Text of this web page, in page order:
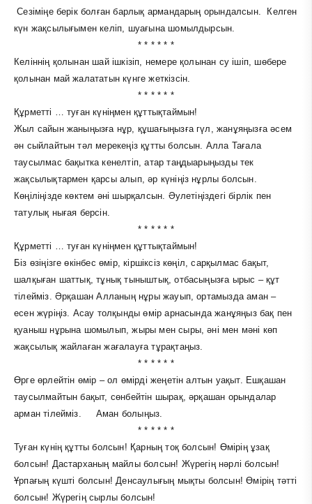
Сезіміңе берік болған барлық армандарың орындалсын. Келген
күн жақсылығымен келіп, шуағына шомылдырсын.
* * * * * *
Келіннің қолынан шай ішкізіп, немере қолынан су ішіп, шөбере
қолынан май жалататын күнге жеткізсін.
* * * * * *
Құрметті … туған күніңмен құттықтаймын!
Жыл сайын жаныңызға нұр, құшағыңызға гүл, жанұяңызға әсем
ән сыйлайтын тәл мерекеңіз құтты болсын. Алла Тағала
таусылмас бақытка кенелтіп, атар таңдыарыңызды тек
жақсылықтармен қарсы алып, әр күніңіз нұрлы болсын.
Көңіліңізде көктем әні шырқалсын. Әулетіңіздегі бірлік пен
татулық нығая берсін.
* * * * * *
Құрметті … туған күніңмен құттықтаймын!
Біз өзіңізге өкінбес өмір, кіршіксіз көңіл, сарқылмас бақыт,
шалқыған шаттық, тұнық тыныштық, отбасыңызға ырыс – құт
тілейміз. Әрқашан Алланың нұры жауып, ортамызда аман –
есен жүріңіз. Асау толқынды өмір арнасында жанұяңыз бақ пен
қуаныш нұрына шомылып, жыры мен сыры, әні мен мәні көп
жақсылық жайлаған жағалауға тұрақтаңыз.
* * * * * *
Өрге өрлейтін өмір – ол өмірді жеңетін алтын уақыт. Ешқашан
таусылмайтын бақыт, сөнбейтін шырақ, әрқашан орындалар
арман тілейміз. Аман болыңыз.
* * * * * *
Туған күнің құтты болсын! Қарның тоқ болсын! Өмірің ұзақ
болсын! Дастарханың майлы болсын! Жүрегің нәрлі болсын!
Ұрпағың күшті болсын! Денсаулығың мықты болсын! Өмірің тәтті
болсын! Жүрегің сырлы болсын!